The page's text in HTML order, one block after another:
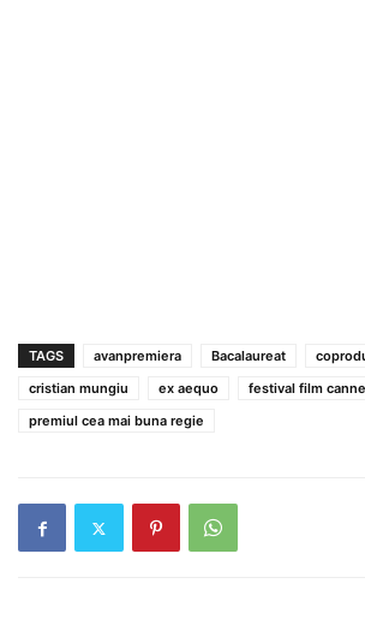
TAGS avanpremiera Bacalaureat
cristian mungiu
ex aequo
festival film
premiul cea mai buna regie